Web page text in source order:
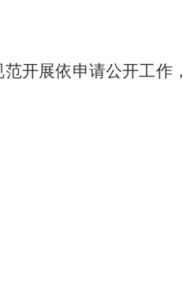
开展依申请公开工作，